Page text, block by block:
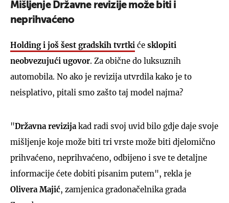
Mišljenje Državne revizije može biti i
neprihvaćeno
Holding i još šest gradskih tvrtki će sklopiti
neobvezujući ugovor. Za obične do luksuznih
automobila. No ako je revizija utvrdila kako je to
neisplativo, pitali smo zašto taj model najma?
"Državna revizijakad radi svoj uvid bilo gdje daje svoje
mišljenje koje može biti tri vrste može biti djelomično
prihvaćeno, neprihvaćeno, odbijeno i sve te detaljne
informacije ćete dobiti pisanim putem", rekla je
Olivera Majić, zamjenica gradonačelnika grada